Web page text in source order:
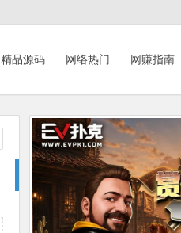
精品源码 网络热门 网赚指南